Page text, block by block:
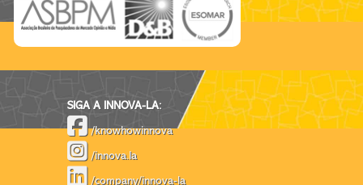
SIGA A INNOVA-LA:
/knowhowinnova
/innova.la
/company/innova-la